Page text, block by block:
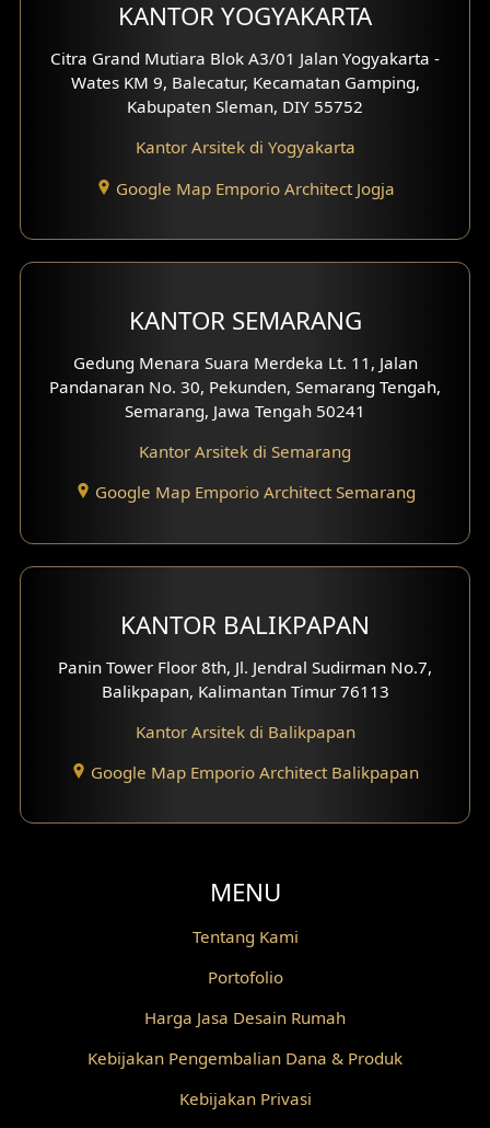
Desain Mezanin
Desain Rumah Moroccan
Desain Rumah Scandinavian
Desain Rumah Tradisional
Desain Toilet Tamu
Desain Kanopi
Desain Gazebo
Desain Pantry
Fasad Rumah Villa Bali
Desain Split Level
Desain Backyard
Desain Grill Kayu
KANTOR YOGYAKARTA
Citra Grand Mutiara Blok A3/01 Jalan Yogyakarta -
Wates KM 9, Balecatur, Kecamatan Gamping,
Kabupaten Sleman, DIY 55752
Kantor Arsitek di Yogyakarta
Google Map Emporio Architect Jogja
KANTOR SEMARANG
Gedung Menara Suara Merdeka Lt. 11, Jalan
Pandanaran No. 30, Pekunden, Semarang Tengah,
Semarang, Jawa Tengah 50241
Kantor Arsitek di Semarang
Google Map Emporio Architect Semarang
KANTOR BALIKPAPAN
Panin Tower Floor 8th, Jl. Jendral Sudirman No.7,
Balikpapan, Kalimantan Timur 76113
Kantor Arsitek di Balikpapan
Google Map Emporio Architect Balikpapan
MENU
Tentang Kami
Portofolio
Harga Jasa Desain Rumah
Kebijakan Pengembalian Dana & Produk
Kebijakan Privasi